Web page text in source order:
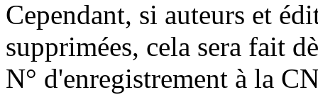
Cependant, si auteurs et
supprimées, cela sera fait
N° d'enregistrement à la